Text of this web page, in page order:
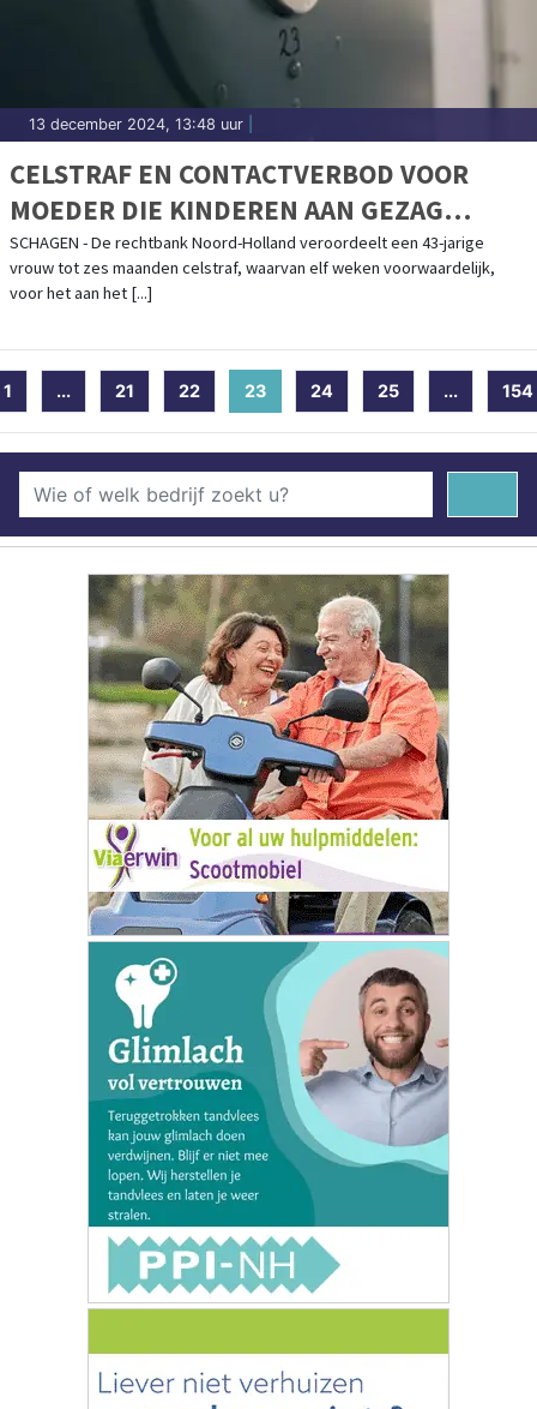
13 december 2024, 13:48 uur
CELSTRAF EN CONTACTVERBOD VOOR
MOEDER DIE KINDEREN AAN GEZAG
ONTTROK
SCHAGEN - De rechtbank Noord-Holland veroordeelt een 43-jarige
vrouw tot zes maanden celstraf, waarvan elf weken voorwaardelijk,
voor het aan het [...]
1 ... 21 22 23 (current)
24 25 ... 154